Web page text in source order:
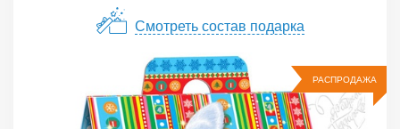
РАСПРОДАЖА
Смотреть состав подарка